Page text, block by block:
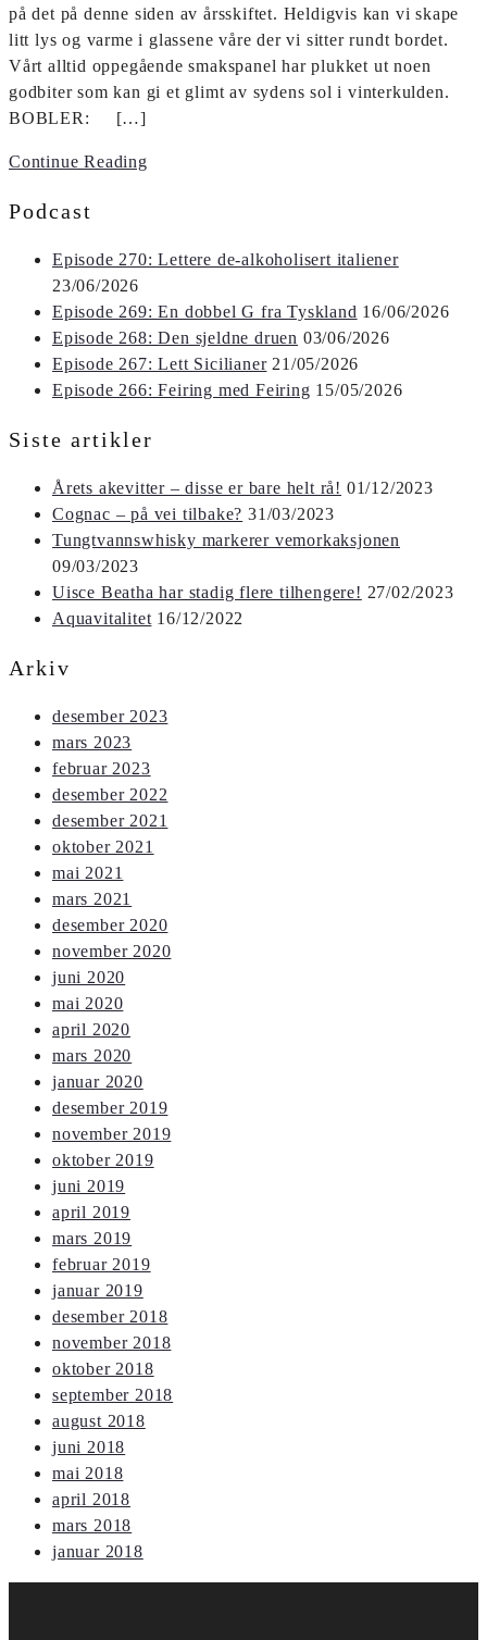
på det på denne siden av årsskiftet. Heldigvis kan vi skape
litt lys og varme i glassene våre der vi sitter rundt bordet.
Vårt alltid oppegående smakspanel har plukket ut noen
godbiter som kan gi et glimt av sydens sol i vinterkulden.
BOBLER: […]
Continue Reading
Podcast
Episode 270: Lettere de-alkoholisert italiener
23/06/2026
Episode 269: En dobbel G fra Tyskland 16/06/2026
Episode 268: Den sjeldne druen 03/06/2026
Episode 267: Lett Sicilianer 21/05/2026
Episode 266: Feiring med Feiring 15/05/2026
Siste artikler
Årets akevitter – disse er bare helt rå! 01/12/2023
Cognac – på vei tilbake? 31/03/2023
Tungtvannswhisky markerer vemorkaksjonen
09/03/2023
Uisce Beatha har stadig flere tilhengere! 27/02/2023
Aquavitalitet 16/12/2022
Arkiv
desember 2023
mars 2023
februar 2023
desember 2022
desember 2021
oktober 2021
mai 2021
mars 2021
desember 2020
november 2020
juni 2020
mai 2020
april 2020
mars 2020
januar 2020
desember 2019
november 2019
oktober 2019
juni 2019
april 2019
mars 2019
februar 2019
januar 2019
desember 2018
november 2018
oktober 2018
september 2018
august 2018
juni 2018
mai 2018
april 2018
mars 2018
januar 2018